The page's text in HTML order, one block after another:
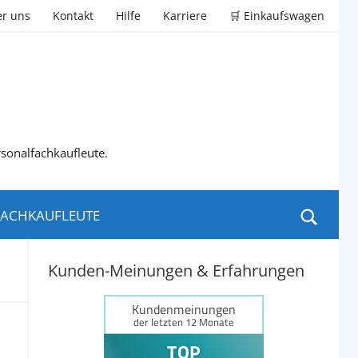
uns Kontakt Hilfe Karriere 🛒 Einkaufswagen
Kunden-Meinungen & Erfahrungen